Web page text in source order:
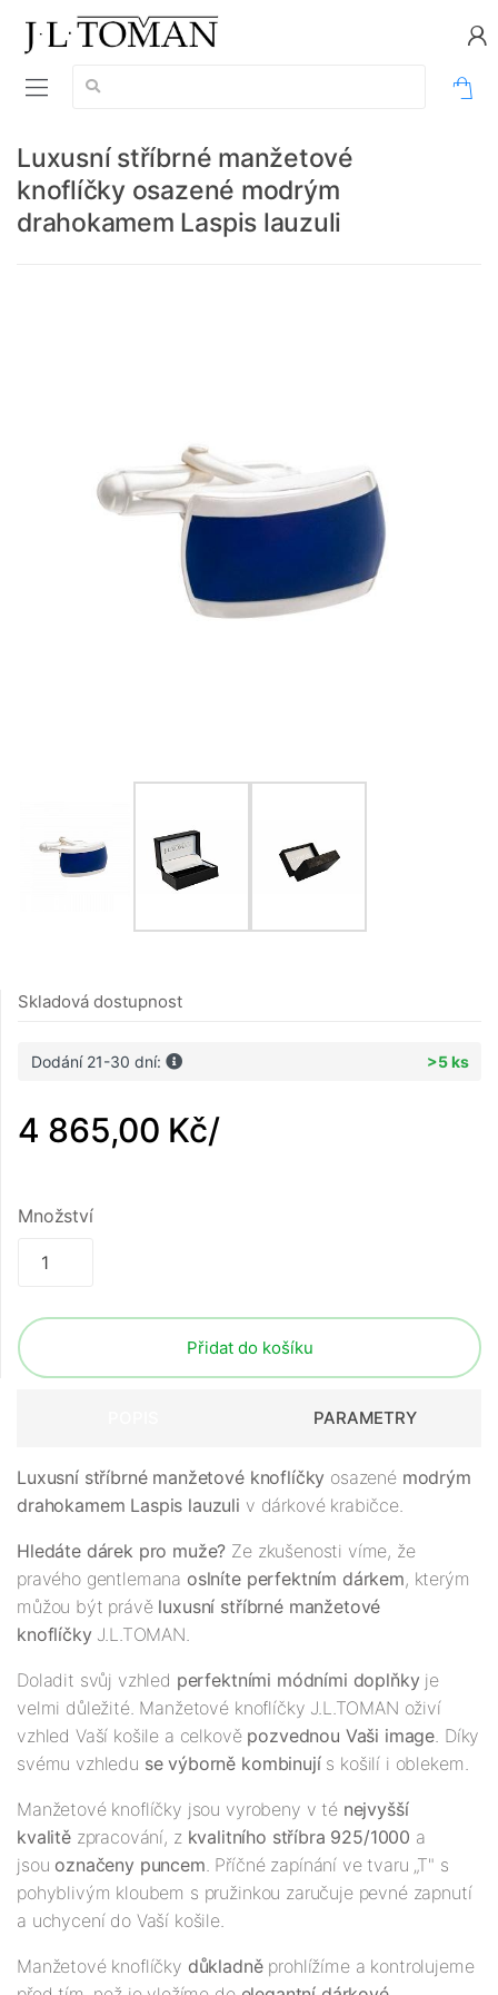
Vyhledávání:
Luxusní stříbrné manžetové
knoflíčky osazené modrým
drahokamem Laspis lauzuli
Skladová dostupnost
Dodání 21-30 dní: >5 ks
4 865,00 Kč/
Množství
Přidat do košíku
PARAMETRY
Luxusní stříbrné manžetové knoflíčky osazené modrým
drahokamem Laspis lauzuli v dárkové krabičce.
Hledáte dárek pro muže? Ze zkušenosti víme, že
pravého gentlemana oslníte perfektním dárkem, kterým
můžou být právě luxusní stříbrné manžetové
knoflíčkyJ.L.TOMAN.
Doladit svůj vzhled perfektními módními doplňkyje
velmi důležité. Manžetové knoflíčky J.L.TOMAN oživí
vzhled Vaší košile a celkově pozvednou Vaši image. Díky
svému vzhledu sevýborně kombinujís košilí i oblekem.
Manžetové knoflíčky jsou vyrobeny v té nejvyšší
kvalitězpracování, z kvalitního stříbra 925/1000 a
jsou označeny puncem. Příčné zapínání ve tvaru „T" s
pohyblivým kloubem s pružinkou zaručuje pevné zapnutí
a uchycení do Vaší košile.
Manžetové knoflíčky důkladněprohlížíme a kontrolujeme